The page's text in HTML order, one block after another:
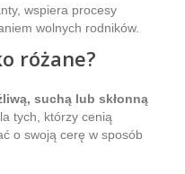
wspiera procesy
wolnych rodników.
różane?
suchą lub skłonną
tych, którzy cenią
o swoją cerę w sposób